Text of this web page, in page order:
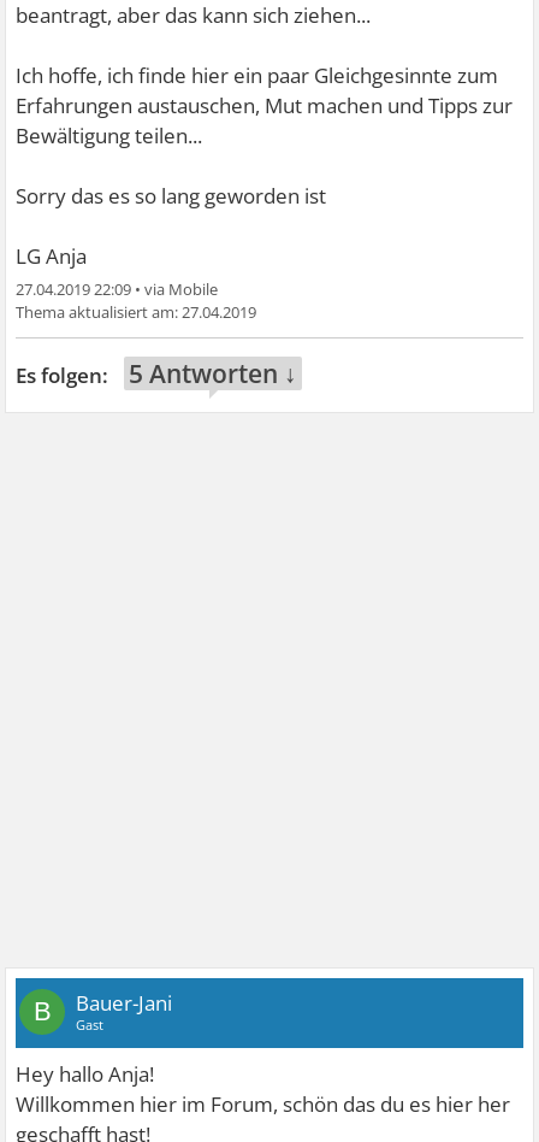
beantragt, aber das kann sich ziehen...
Ich hoffe, ich finde hier ein paar Gleichgesinnte zum
Erfahrungen austauschen, Mut machen und Tipps zur
Bewältigung teilen...
Sorry das es so lang geworden ist
LG Anja
27.04.2019 22:09 •
27.04.2019
5 Antworten ↓
B Bauer-Jani
Gast
Hey hallo Anja!
Willkommen hier im Forum, schön das du es hier her
geschafft hast!